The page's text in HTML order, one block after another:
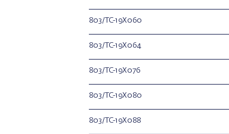
803/TC-19X060
803/TC-19X064
803/TC-19X076
803/TC-19X080
803/TC-19X088